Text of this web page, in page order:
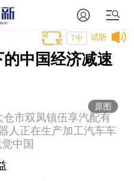
试听
T中
中国经济减速
原图
市双凤镇伍享汽配有
人正在生产加工汽车车
中国